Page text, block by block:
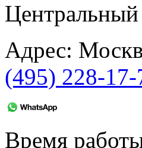
Центральный
Адрес:
(495) 228-17-
Время